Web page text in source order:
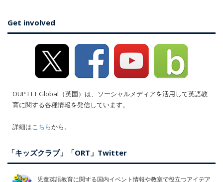
Get involved
OUP ELT Global（英国）は、ソーシャルメディアを活用して英語教
育に関する各種情報を発信しています。
詳細はこちらから。
「キッズクラブ」「ORT」Twitter
児童英語教育に関する国内イベント情報や教室で役立つアイデア